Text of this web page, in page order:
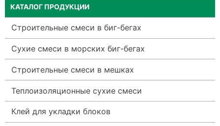
КАТАЛОГ ПРОДУКЦИИ
Строительные смеси в биг-бегах
Сухие смеси в морских биг-бегах
Строительные смеси в мешках
Теплоизоляционные сухие смеси
Клей для укладки блоков